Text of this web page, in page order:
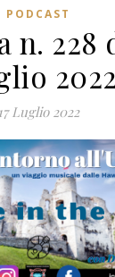
PODCAST
n. 228
2022
Luglio 2022